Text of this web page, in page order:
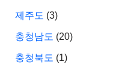
제주도 (3)
충청남도 (20)
충청북도 (1)